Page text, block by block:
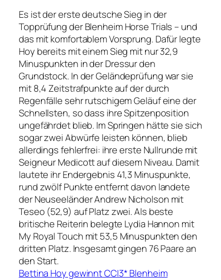
Es ist der erste deutsche Sieg in der
Topprüfung der Blenheim Horse Trials – und
das mit komfortablem Vorsprung. Dafür legte
Hoy bereits mit einem Sieg mit nur 32,9
Minuspunkten in der Dressur den
Grundstock. In der Geländeprüfung war sie
mit 8,4 Zeitstrafpunkte auf der durch
Regenfälle sehr rutschigem Geläuf eine der
Schnellsten, so dass ihre Spitzenposition
ungefährdet blieb. Im Springen hätte sie sich
sogar zwei Abwürfe leisten können, blieb
allerdings fehlerfrei: ihre erste Nullrunde mit
Seigneur Medicott auf diesem Niveau. Damit
lautete ihr Endergebnis 41,3 Minuspunkte,
rund zwölf Punkte entfernt davon landete
der Neuseeländer Andrew Nicholson mit
Teseo (52,9) auf Platz zwei. Als beste
britische Reiterin belegte Lydia Hannon mit
My Royal Touch mit 53,5 Minuspunkten den
dritten Platz. Insgesamt gingen 76 Paare an
den Start.
Bettina Hoy gewinnt CCI3* Blenheim